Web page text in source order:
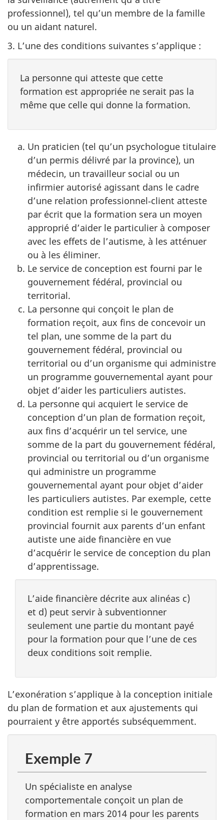
professionnel), tel qu’un membre de la famille
ou un aidant naturel.
3. L’une des conditions suivantes s’applique :
La personne qui atteste que cette
formation est appropriée ne serait pas la
même que celle qui donne la formation.
Un praticien (tel qu’un psychologue titulaire
d’un permis délivré par la province), un
médecin, un travailleur social ou un
infirmier autorisé agissant dans le cadre
d’une relation professionnel‑client atteste
par écrit que la formation sera un moyen
approprié d’aider le particulier à composer
avec les effets de l’autisme, à les atténuer
ou à les éliminer.
Le service de conception est fourni par le
gouvernement fédéral, provincial ou
territorial.
La personne qui conçoit le plan de
formation reçoit, aux fins de concevoir un
tel plan, une somme de la part du
gouvernement fédéral, provincial ou
territorial ou d’un organisme qui administre
un programme gouvernemental ayant pour
objet d’aider les particuliers autistes.
La personne qui acquiert le service de
conception d’un plan de formation reçoit,
aux fins d’acquérir un tel service, une
somme de la part du gouvernement fédéral,
provincial ou territorial ou d’un organisme
qui administre un programme
gouvernemental ayant pour objet d’aider
les particuliers autistes. Par exemple, cette
condition est remplie si le gouvernement
provincial fournit aux parents d’un enfant
autiste une aide financière en vue
d’acquérir le service de conception du plan
d’apprentissage.
L’aide financière décrite aux alinéas c)
et d) peut servir à subventionner
seulement une partie du montant payé
pour la formation pour que l’une de ces
deux conditions soit remplie.
L’exonération s’applique à la conception initiale
du plan de formation et aux ajustements qui
pourraient y être apportés subséquemment.
Exemple 7
Un spécialiste en analyse
comportementale conçoit un plan de
formation en mars 2014 pour les parents